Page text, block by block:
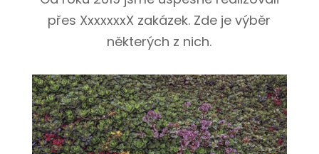
přes XxxxxxxX zakázek. Zde je výběr
některých z nich.